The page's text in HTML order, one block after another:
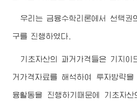
우리는 금융수학리론에서 선택권
구를 진행하였다.
기초자산의 과거가격들은 기지
거가격자료를 해석하여 투자방략
융활동을 진행하기때문에 기초자